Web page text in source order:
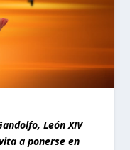
León XIV
a ponerse en